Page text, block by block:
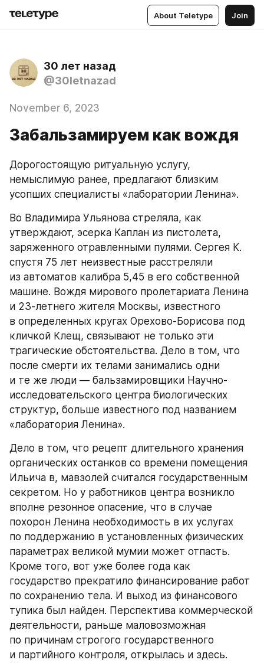
About Teletype Join
30 лет назад
@30letnazad
November 6, 2023
Забальзамируем как вождя
Дорогостоящую ритуальную услугу,
немыслимую ранее, предлагают близким
усопших специалисты «лаборатории Ленина».
Во Владимира Ульянова стреляла, как
утверждают, эсерка Каплан из пистолета,
заряженного отравленными пулями. Сергея К.
спустя 75 лет неизвестные расстреляли
из автоматов калибра 5,45 в его собственной
машине. Вождя мирового пролетариата Ленина
и 23-летнего жителя Москвы, известного
в определенных кругах Орехово-Борисова под
кличкой Клещ, связывают не только эти
трагические обстоятельства. Дело в том, что
после смерти их телами занимались одни
и те же люди — бальзамировщики Научно-
исследовательского центра биологических
структур, больше известного под названием
«лаборатория Ленина».
Дело в том, что рецепт длительного хранения
органических останков со времени помещения
Ильича в, мавзолей считался государственным
секретом. Но у работников центра возникло
вполне резонное опасение, что в случае
похорон Ленина необходимость в их услугах
по поддержанию в установленных физических
параметрах великой мумии может отпасть.
Кроме того, вот уже более года как
государство прекратило финансирование работ
по сохранению тела. И выход из финансового
тупика был найден. Перспектива коммерческой
деятельности, раньше маловозможная
по причинам строгого государственного
и партийного контроля, открылась и здесь.